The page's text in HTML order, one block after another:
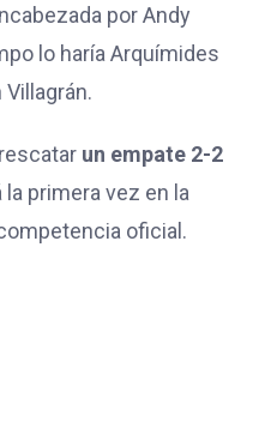
por Andy
lo haría Arquímides
un empate 2-2
primera vez en la
oficial.